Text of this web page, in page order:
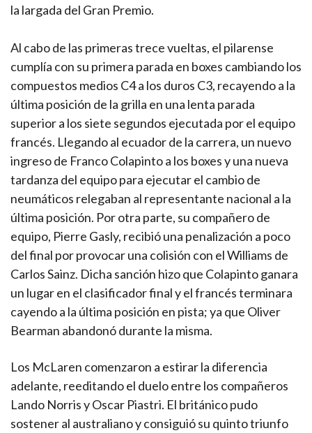
la largada del Gran Premio.
Al cabo de las primeras trece vueltas, el pilarense
cumplía con su primera parada en boxes cambiando los
compuestos medios C4 a los duros C3, recayendo a la
última posición de la grilla en una lenta parada
superior a los siete segundos ejecutada por el equipo
francés. Llegando al ecuador de la carrera, un nuevo
ingreso de Franco Colapinto a los boxes y una nueva
tardanza del equipo para ejecutar el cambio de
neumáticos relegaban al representante nacional a la
última posición. Por otra parte, su compañero de
equipo, Pierre Gasly, recibió una penalización a poco
del final por provocar una colisión con el Williams de
Carlos Sainz. Dicha sanción hizo que Colapinto ganara
un lugar en el clasificador final y el francés terminara
cayendo a la última posición en pista; ya que Oliver
Bearman abandonó durante la misma.
Los McLaren comenzaron a estirar la diferencia
adelante, reeditando el duelo entre los compañeros
Lando Norris y Oscar Piastri. El británico pudo
sostener al australiano y consiguió su quinto triunfo